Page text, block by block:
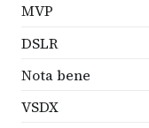
MVP
DSLR
Nota bene
VSDX